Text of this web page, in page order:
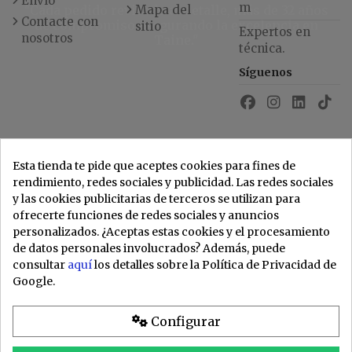
"Cada pedido revisado al detalle, más de 32 años
de compromiso asegurando la excelencia en
Contacte con
nosotros
Mapa del
sitio
m
Expertos en
técnica.
Síguenos
Esta tienda te pide que aceptes cookies para fines de
rendimiento, redes sociales y publicidad. Las redes sociales
y las cookies publicitarias de terceros se utilizan para
ofrecerte funciones de redes sociales y anuncios
personalizados. ¿Aceptas estas cookies y el procesamiento
de datos personales involucrados? Además, puede
consultar aquílos detalles sobre la Política de Privacidad de
Google.
Configurar